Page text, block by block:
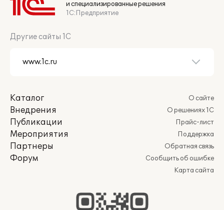
и специализированные решения
1С:Предприятие
Другие сайты 1С
Каталог
Внедрения
Публикации
Мероприятия
Партнеры
Форум
О сайте
О решениях 1С
Прайс-лист
Поддержка
Обратная связь
Сообщить об ошибке
Карта сайта